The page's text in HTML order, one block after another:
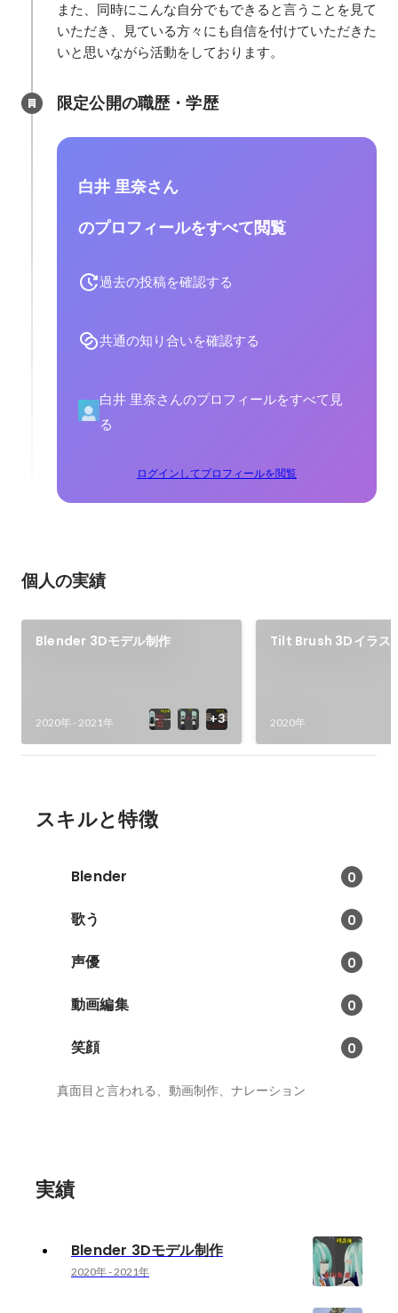
また、同時にこんな自分でもできると言うことを見て
いただき、見ている方々にも自信を付けていただきた
いと思いながら活動をしております。
限定公開の職歴・学歴
白井 里奈さん
のプロフィールをすべて閲覧
過去の投稿を確認する
共通の知り合いを確認する
白井 里奈さんのプロフィールをすべて見
る
ログインしてプロフィールを閲覧
個人の実績
Blender 3Dモデル制作
2020年 -2021年
Tilt Brush 3Dイラス
2020年
スキルと特徴
Blender 0
歌う 0
声優 0
動画編集 0
笑顔 0
真面目と言われる、動画制作、ナレーション
実績
Blender 3Dモデル制作
2020年-2021年